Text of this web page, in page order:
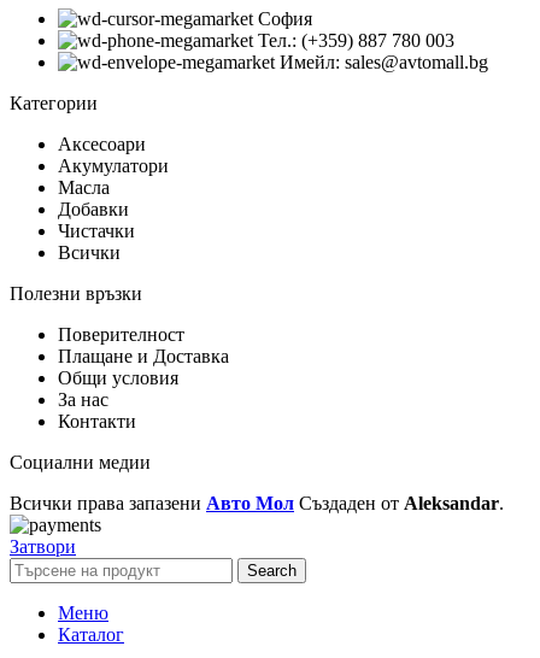
София
Тел.: (+359) 887 780 003
Имейл: sales@avtomall.bg
Категории
Аксесоари
Акумулатори
Масла
Добавки
Чистачки
Всички
Полезни връзки
Поверителност
Плащане и Доставка
Общи условия
За нас
Контакти
Социални медии
Всички права запазени Авто Мол Създаден от Aleksandar.
Затвори
Search
Меню
Каталог